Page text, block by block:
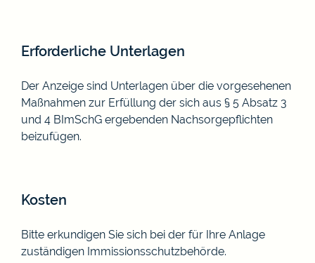
Erforderliche Unterlagen
Der Anzeige sind Unterlagen über die vorgesehenen
Maßnahmen zur Erfüllung der sich aus § 5 Absatz 3
und 4 BImSchG ergebenden Nachsorgepflichten
beizufügen.
Kosten
Bitte erkundigen Sie sich bei der für Ihre Anlage
zuständigen Immissionsschutzbehörde.